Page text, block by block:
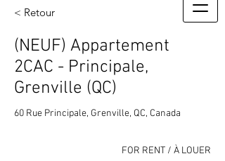
< Retour
(NEUF) Appartement
2CAC - Principale,
Grenville (QC)
60 Rue Principale, Grenville, QC, Canada
FOR RENT / À LOUER